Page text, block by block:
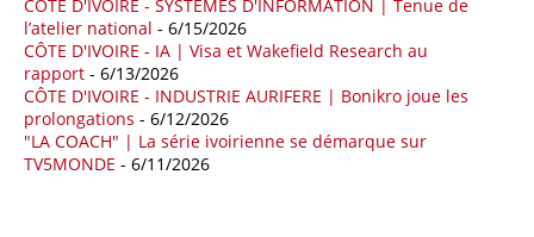
La multinationale BP signe son retour en Algérie où un permis de
prospection d’hydrocarbures dans le bassin oriental lui a été attribué
par l’Agence nationale pour la valorisation des ressources en
hydrocarbures (ALNAFT). L’information rendue publique mercredi 15
avril par l’institution, intervient dans le cadre de sa politique de relance
de l’exploration. Le périmètre concerné se situe dans une zone de
l’est du pays jugée peu explorée malgré son potentiel. BP pourra y
lancer ses premières opérations de prospection sur le terrain portant
CÔTE D'IVOIRE - SYSTEMES D'INFORMATION | Tenue de
l’atelier national - 6/15/2026
CÔTE D'IVOIRE - IA | Visa et Wakefield Research au
rapport - 6/13/2026
CÔTE D'IVOIRE - INDUSTRIE AURIFERE | Bonikro joue les
prolongations - 6/12/2026
"LA COACH" | La série ivoirienne se démarque sur
TV5MONDE - 6/11/2026